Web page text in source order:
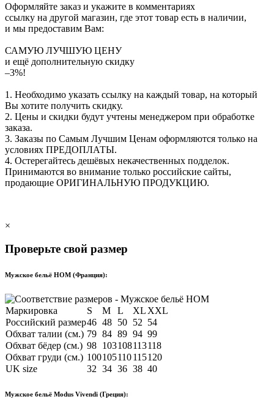
Оформляйте заказ и укажите в комментариях
ссылку на другой магазин, где этот товар есть в наличии,
и мы предоставим Вам:
САМУЮ ЛУЧШУЮ ЦЕНУ
и ещё дополнительную скидку
–3%!
1. Необходимо указать ссылку на каждый товар, на который
Вы хотите получить скидку.
2. Цены и скидки будут учтены менеджером при обработке
заказа.
3. Заказы по Самым Лучшим Ценам оформляются только на
условиях ПРЕДОПЛАТЫ.
4. Остерегайтесь дешёвых некачественных подделок.
Принимаются во внимание только российские сайты,
продающие ОРИГИНАЛЬНУЮ ПРОДУКЦИЮ.
×
Проверьте свой размер
Мужское бельё HOM (Франция):
Маркировка S M L XL XXL
Российский размер46 48 50 52 54
Обхват талии (см.) 79 84 89 94 99
Обхват бёдер (см.) 98 103108113118
Обхват груди (см.) 100105110115120
UK size
32 34 36 38 40
Мужское бельё Modus Vivendi (Греция):